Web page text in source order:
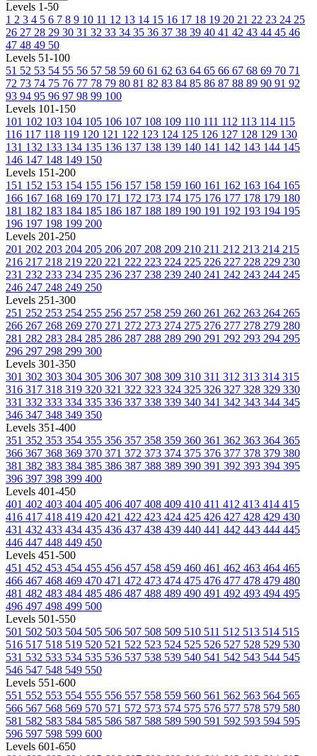
Levels 1-50
1 2 3 4 5 6 7 8 9 10 11 12 13 14 15 16 17 18 19 20 21 22 23 24 25
26 27 28 29 30 31 32 33 34 35 36 37 38 39 40 41 42 43 44 45 46
47 48 49 50
Levels 51-100
51 52 53 54 55 56 57 58 59 60 61 62 63 64 65 66 67 68 69 70 71
72 73 74 75 76 77 78 79 80 81 82 83 84 85 86 87 88 89 90 91 92
93 94 95 96 97 98 99 100
Levels 101-150
101 102 103 104 105 106 107 108 109 110 111 112 113 114 115
116 117 118 119 120 121 122 123 124 125 126 127 128 129 130
131 132 133 134 135 136 137 138 139 140 141 142 143 144 145
146 147 148 149 150
Levels 151-200
151 152 153 154 155 156 157 158 159 160 161 162 163 164 165
166 167 168 169 170 171 172 173 174 175 176 177 178 179 180
181 182 183 184 185 186 187 188 189 190 191 192 193 194 195
196 197 198 199 200
Levels 201-250
201 202 203 204 205 206 207 208 209 210 211 212 213 214 215
216 217 218 219 220 221 222 223 224 225 226 227 228 229 230
231 232 233 234 235 236 237 238 239 240 241 242 243 244 245
246 247 248 249 250
Levels 251-300
251 252 253 254 255 256 257 258 259 260 261 262 263 264 265
266 267 268 269 270 271 272 273 274 275 276 277 278 279 280
281 282 283 284 285 286 287 288 289 290 291 292 293 294 295
296 297 298 299 300
Levels 301-350
301 302 303 304 305 306 307 308 309 310 311 312 313 314 315
316 317 318 319 320 321 322 323 324 325 326 327 328 329 330
331 332 333 334 335 336 337 338 339 340 341 342 343 344 345
346 347 348 349 350
Levels 351-400
351 352 353 354 355 356 357 358 359 360 361 362 363 364 365
366 367 368 369 370 371 372 373 374 375 376 377 378 379 380
381 382 383 384 385 386 387 388 389 390 391 392 393 394 395
396 397 398 399 400
Levels 401-450
401 402 403 404 405 406 407 408 409 410 411 412 413 414 415
416 417 418 419 420 421 422 423 424 425 426 427 428 429 430
431 432 433 434 435 436 437 438 439 440 441 442 443 444 445
446 447 448 449 450
Levels 451-500
451 452 453 454 455 456 457 458 459 460 461 462 463 464 465
466 467 468 469 470 471 472 473 474 475 476 477 478 479 480
481 482 483 484 485 486 487 488 489 490 491 492 493 494 495
496 497 498 499 500
Levels 501-550
501 502 503 504 505 506 507 508 509 510 511 512 513 514 515
516 517 518 519 520 521 522 523 524 525 526 527 528 529 530
531 532 533 534 535 536 537 538 539 540 541 542 543 544 545
546 547 548 549 550
Levels 551-600
551 552 553 554 555 556 557 558 559 560 561 562 563 564 565
566 567 568 569 570 571 572 573 574 575 576 577 578 579 580
581 582 583 584 585 586 587 588 589 590 591 592 593 594 595
596 597 598 599 600
Levels 601-650